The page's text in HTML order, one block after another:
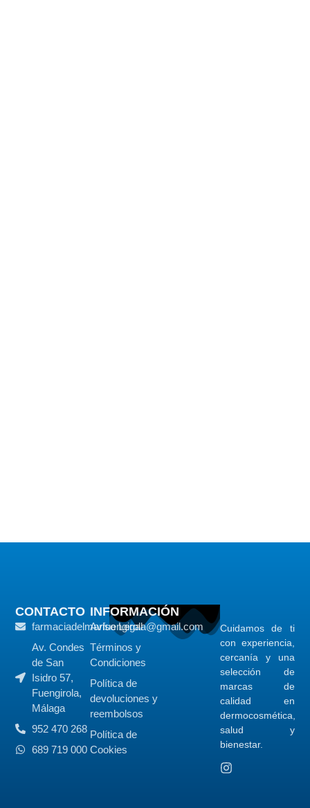
Cuidamos de ti
con experiencia,
cercanía y una
selección de
marcas de
calidad en
dermocosmética,
salud y
bienestar.
CONTACTO
farmaciadelmarfuengirola@gmail.com
Av. Condes
de San
Isidro 57,
Fuengirola,
Málaga
952 470 268
689 719 000
INFORMACIÓN
Aviso Legal
Términos y
Condiciones
Política de
devoluciones y
reembolsos
Política de
Cookies